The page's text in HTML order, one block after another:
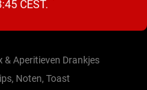
& Aperitieven Drankjes
Noten, Toast
CEST.